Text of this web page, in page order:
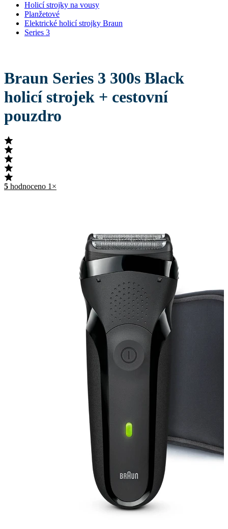
Holicí strojky na vousy
Planžetové
Elektrické holicí strojky Braun
Series 3
Braun Series 3 300s Black
holicí strojek + cestovní
pouzdro
5 hodnoceno 1×